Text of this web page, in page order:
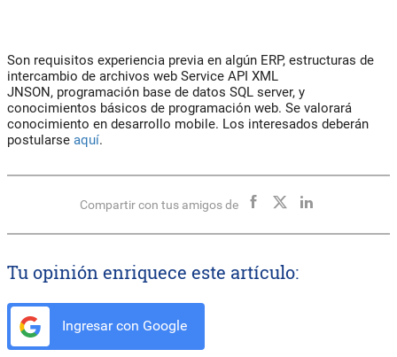
Son requisitos experiencia previa en algún ERP, estructuras de
intercambio de archivos web Service API XML
JNSON, programación base de datos SQL server, y
conocimientos básicos de programación web. Se valorará
conocimiento en desarrollo mobile. Los interesados deberán
postularse aquí.
Compartir con tus amigos de
Tu opinión enriquece este artículo:
Ingresar con Google